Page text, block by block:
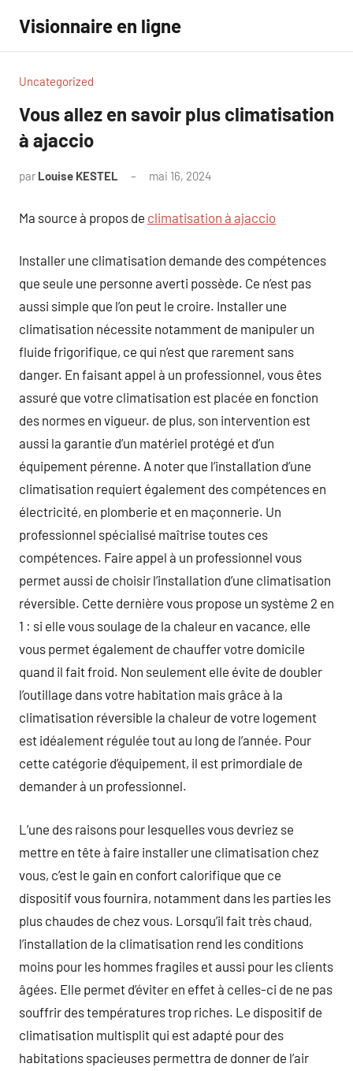
contenu
Visionnaire en ligne
Uncategorized
Vous allez en savoir plus climatisation
à ajaccio
par Louise KESTEL mai 16, 2024
Ma source à propos de climatisation à ajaccio
Installer une climatisation demande des compétences
que seule une personne averti possède. Ce n’est pas
aussi simple que l’on peut le croire. Installer une
climatisation nécessite notamment de manipuler un
fluide frigorifique, ce qui n’est que rarement sans
danger. En faisant appel à un professionnel, vous êtes
assuré que votre climatisation est placée en fonction
des normes en vigueur. de plus, son intervention est
aussi la garantie d’un matériel protégé et d’un
équipement pérenne. A noter que l’installation d’une
climatisation requiert également des compétences en
électricité, en plomberie et en maçonnerie. Un
professionnel spécialisé maîtrise toutes ces
compétences. Faire appel à un professionnel vous
permet aussi de choisir l’installation d’une climatisation
réversible. Cette dernière vous propose un système 2 en
1 : si elle vous soulage de la chaleur en vacance, elle
vous permet également de chauffer votre domicile
quand il fait froid. Non seulement elle évite de doubler
l’outillage dans votre habitation mais grâce à la
climatisation réversible la chaleur de votre logement
est idéalement régulée tout au long de l’année. Pour
cette catégorie d’équipement, il est primordiale de
demander à un professionnel.
L’une des raisons pour lesquelles vous devriez se
mettre en tête à faire installer une climatisation chez
vous, c’est le gain en confort calorifique que ce
dispositif vous fournira, notamment dans les parties les
plus chaudes de chez vous. Lorsqu’il fait très chaud,
l’installation de la climatisation rend les conditions
moins pour les hommes fragiles et aussi pour les clients
âgées. Elle permet d’éviter en effet à celles-ci de ne pas
souffrir des températures trop riches. Le dispositif de
climatisation multisplit qui est adapté pour des
habitations spacieuses permettra de donner de l’air